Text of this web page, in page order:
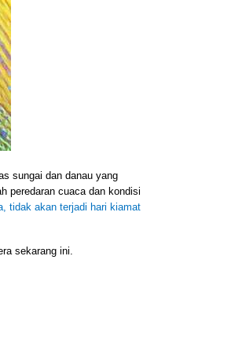
sungai dan danau yang
peredaran cuaca dan kondisi
tidak akan terjadi hari kiamat
sekarang ini.